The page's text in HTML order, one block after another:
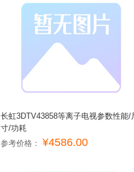
长虹3DTV43858等离子电视参数性能/
寸/功耗
参考价格： ¥4586.00